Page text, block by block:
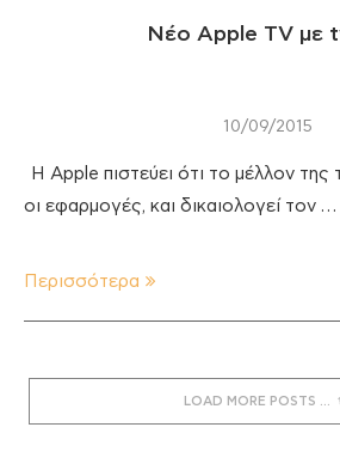
Νέο Apple TV με
10/09/2015
Η Apple πιστεύει ότι το μέλλον της
οι εφαρμογές, και δικαιολογεί τον …
Περισσότερα
LOAD MORE POSTS